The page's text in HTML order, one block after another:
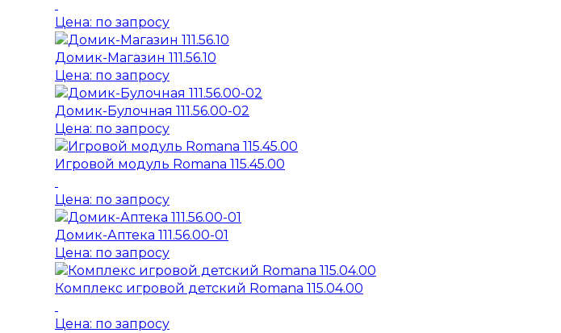
Цена: по запросу
Домик-Магазин 111.56.10
Цена: по запросу
Домик-Булочная 111.56.00-02
Цена: по запросу
Игровой модуль Romana 115.45.00
Цена: по запросу
Домик-Аптека 111.56.00-01
Цена: по запросу
Комплекс игровой детский Romana 115.04.00
Цена: по запросу